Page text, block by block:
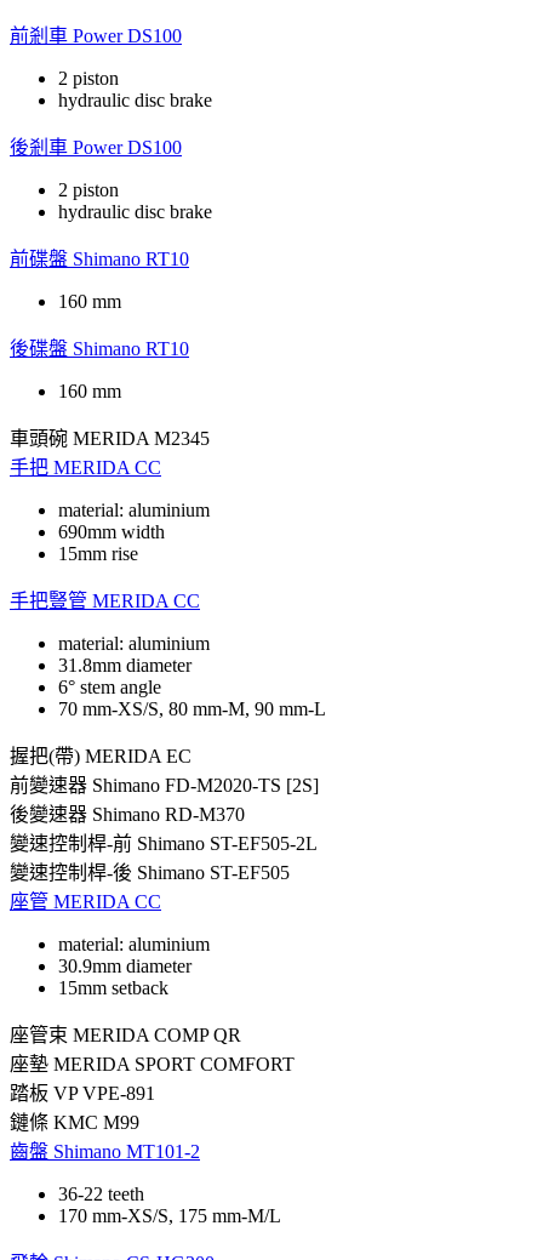
前剎車 Power DS100
2 piston
hydraulic disc brake
後剎車 Power DS100
2 piston
hydraulic disc brake
前碟盤 Shimano RT10
160 mm
後碟盤 Shimano RT10
160 mm
車頭碗 MERIDA M2345
手把 MERIDA CC
material: aluminium
690mm width
15mm rise
手把豎管 MERIDA CC
material: aluminium
31.8mm diameter
6° stem angle
70 mm-XS/S, 80 mm-M, 90 mm-L
握把(帶) MERIDA EC
前變速器 Shimano FD-M2020-TS [2S]
後變速器 Shimano RD-M370
變速控制桿-前 Shimano ST-EF505-2L
變速控制桿-後 Shimano ST-EF505
座管 MERIDA CC
material: aluminium
30.9mm diameter
15mm setback
座管束 MERIDA COMP QR
座墊 MERIDA SPORT COMFORT
踏板 VP VPE-891
鏈條 KMC M99
齒盤 Shimano MT101-2
36-22 teeth
170 mm-XS/S, 175 mm-M/L